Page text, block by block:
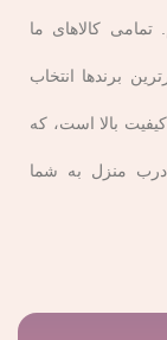
کند. بیایید
کالاهای ما
برندها انتخاب
بالا است، که
درب منزل به شما